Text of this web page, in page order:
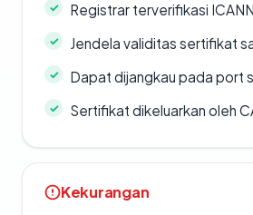
Registrar terverifikasi ICANN
Jendela validitas sertifikat
Dapat dijangkau pada port
Sertifikat dikeluarkan oleh
Kekurangan